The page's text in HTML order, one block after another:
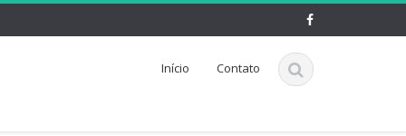
Início Contato